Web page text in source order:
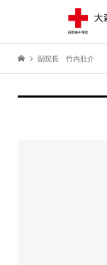
副院長 竹内壯介